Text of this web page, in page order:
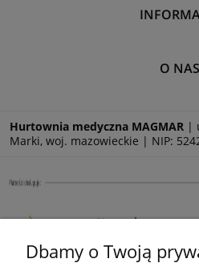
O NAS
Hurtownia medyczna MAGMAR |
Marki, woj. mazowieckie | NIP:
Dbamy o Twoją